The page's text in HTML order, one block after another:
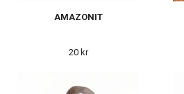
AMAZONIT
20 kr